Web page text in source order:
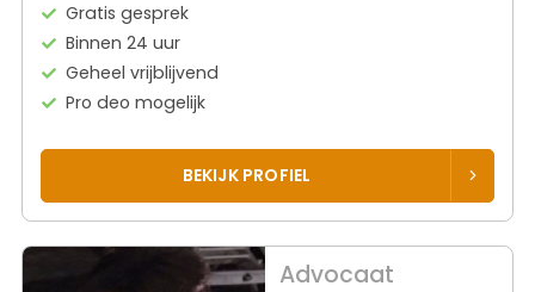
Gratis gesprek
Binnen 24 uur
Geheel vrijblijvend
Pro deo mogelijk
BEKIJK PROFIEL
Advocaat